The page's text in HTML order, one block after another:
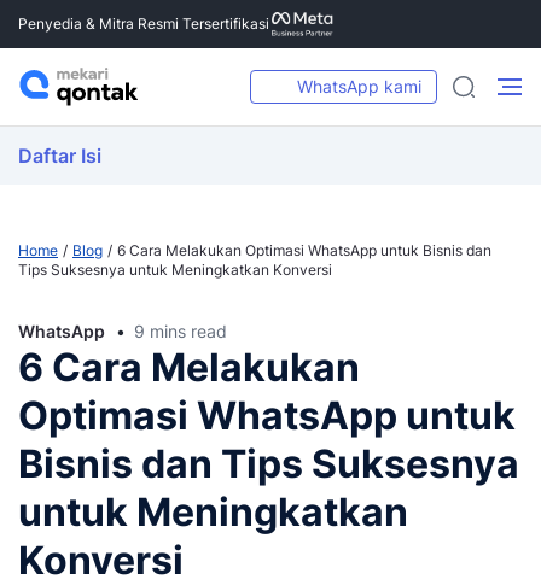
Penyedia & Mitra Resmi Tersertifikasi
WhatsApp kami
Daftar Isi
Home Blog
6 Cara Melakukan Optimasi WhatsApp untuk Bisnis dan
Tips Suksesnya untuk Meningkatkan Konversi
WhatsApp 9 mins read
6 Cara Melakukan
Optimasi WhatsApp untuk
Bisnis dan Tips Suksesnya
untuk Meningkatkan
Konversi